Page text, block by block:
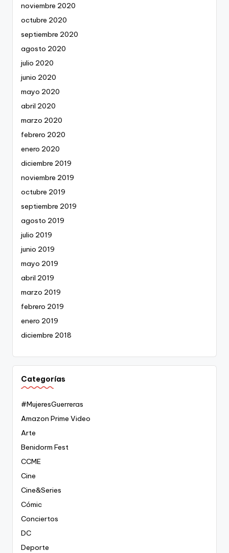
noviembre 2020
octubre 2020
septiembre 2020
agosto 2020
julio 2020
junio 2020
mayo 2020
abril 2020
marzo 2020
febrero 2020
enero 2020
diciembre 2019
noviembre 2019
octubre 2019
septiembre 2019
agosto 2019
julio 2019
junio 2019
mayo 2019
abril 2019
marzo 2019
febrero 2019
enero 2019
diciembre 2018
Categorías
#MujeresGuerreras
Amazon Prime Video
Arte
Benidorm Fest
CCME
Cine
Cine&Series
Cómic
Conciertos
DC
Deporte